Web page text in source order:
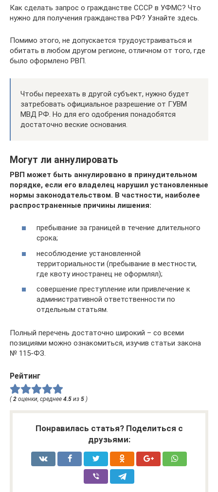
Как сделать запрос о гражданстве СССР в УФМС? Что
нужно для получения гражданства РФ? Узнайте здесь.
Помимо этого, не допускается трудоустраиваться и
обитать в любом другом регионе, отличном от того, где
было оформлено РВП.
Чтобы переехать в другой субъект, нужно будет
затребовать официальное разрешение от ГУВМ
МВД РФ. Но для его одобрения понадобятся
достаточно веские основания.
Могут ли аннулировать
РВП может быть аннулировано в принудительном
порядке, если его владелец нарушил установленные
нормы законодательством. В частности, наиболее
распространенные причины лишения:
пребывание за границей в течение длительного
срока;
несоблюдение установленной
территориальности (пребывание в местности,
где квоту иностранец не оформлял);
совершение преступление или привлечение к
административной ответственности по
отдельным статьям.
Полный перечень достаточно широкий – со всеми
позициями можно ознакомиться, изучив статьи закона
№ 115-ФЗ.
Рейтинг
( 2 оценки, среднее 4.5 из 5 )
Понравилась статья? Поделиться с
друзьями: